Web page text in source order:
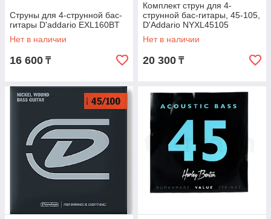
Струны для 4-струнной бас-
гитары D'addario EXL160BT
Нет в наличии
16 600 ₸
Комплект струн для 4-
струнной бас-гитары, 45-105,
D'Addario NYXL45105
Нет в наличии
20 300 ₸